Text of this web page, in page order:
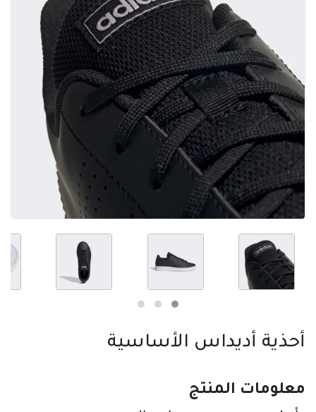
أحذية أديداس الأساسية
معلومات المنتج